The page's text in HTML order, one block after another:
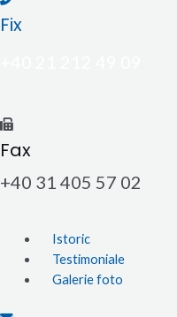
Fix
Fax
+40 31 405 57 02
Istoric
Testimoniale
Galerie foto